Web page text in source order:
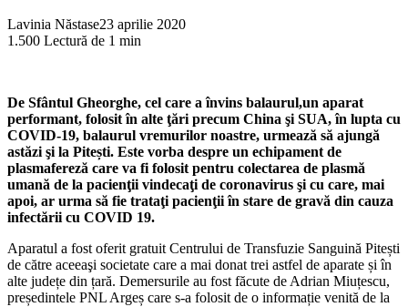
Lavinia Năstase23 aprilie 2020
1.500 Lectură de 1 min
De Sfântul Gheorghe, cel care a învins balaurul,un aparat
performant, folosit în alte ţări precum China şi SUA, în lupta cu
COVID-19, balaurul vremurilor noastre, urmează să ajungă
astăzi şi la Pitești. Este vorba despre un echipament de
plasmafereză care va fi folosit pentru colectarea de plasmă
umană de la pacienţii vindecaţi de coronavirus şi cu care, mai
apoi, ar urma să fie trataţi pacienţii în stare de gravă din cauza
infectării cu COVID 19.
Aparatul a fost oferit gratuit Centrului de Transfuzie Sanguină Pitești
de către aceeaşi societate care a mai donat trei astfel de aparate și în
alte județe din țară. Demersurile au fost făcute de Adrian Miuțescu,
președintele PNL Argeș care s-a folosit de o informație venită de la